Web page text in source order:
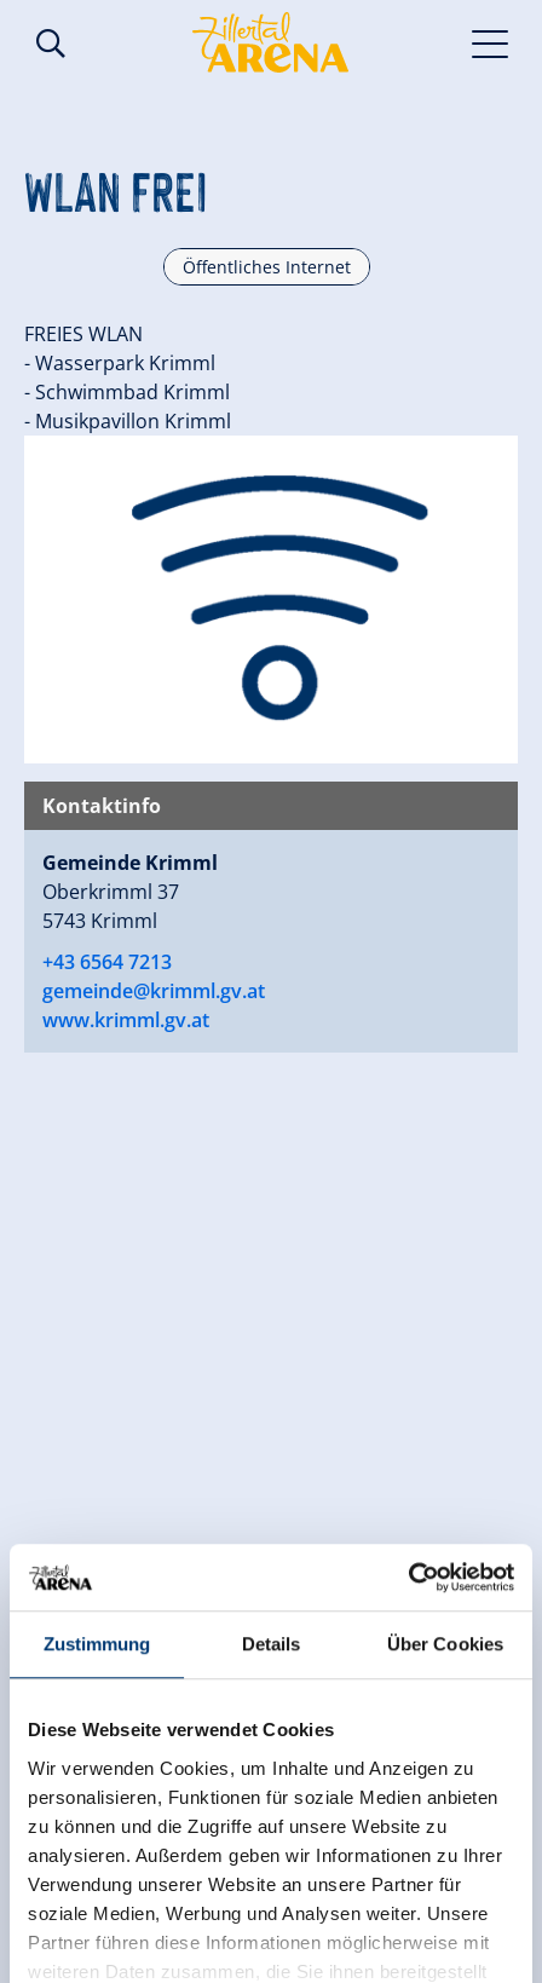
Zustimmung Details Über Cookies
Diese Webseite verwendet Cookies
Wir verwenden Cookies, um Inhalte und Anzeigen zu
personalisieren, Funktionen für soziale Medien anbieten
zu können und die Zugriffe auf unsere Website zu
analysieren. Außerdem geben wir Informationen zu Ihrer
Verwendung unserer Website an unsere Partner für
soziale Medien, Werbung und Analysen weiter. Unsere
Partner führen diese Informationen möglicherweise mit
weiteren Daten zusammen, die Sie ihnen bereitgestellt
WLAN FREI
Öffentliches Internet
FREIES WLAN
- Wasserpark Krimml
- Schwimmbad Krimml
- Musikpavillon Krimml
Kontaktinfo
Gemeinde Krimml
Oberkrimml 37
5743 Krimml
+43 6564 7213
gemeinde@krimml.gv.at
www.krimml.gv.at
Zurück zur Übersicht
Jetzt für den newsletter
anmelden!